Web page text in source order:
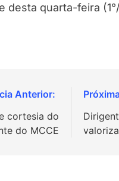
desta quarta-feira
cortesia do
do MCCE